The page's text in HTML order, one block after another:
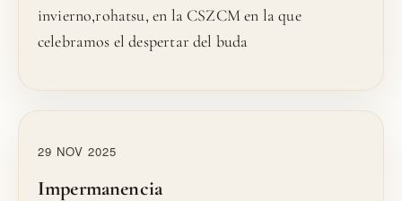
invierno,rohatsu, en la CSZCM en la que
celebramos el despertar del buda
29 NOV 2025
Impermanencia